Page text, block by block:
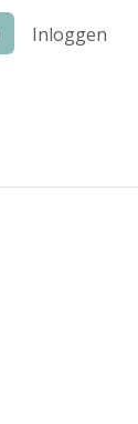
Inloggen